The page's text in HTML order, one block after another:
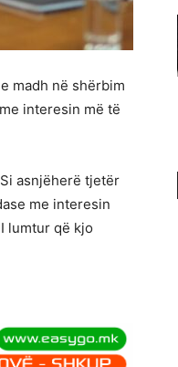
madh në shërbim
interesin më të
asnjëherë tjetër
me interesin
lumtur që kjo